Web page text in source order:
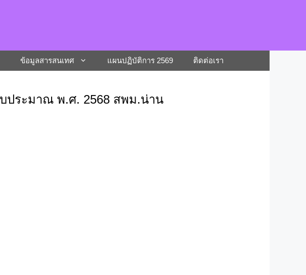
ข้อมูลสารสนเทศ แผนปฏิบัติการ 2569 ติดต่อเรา
ประมาณ พ.ศ. 2568 สพม.น่าน